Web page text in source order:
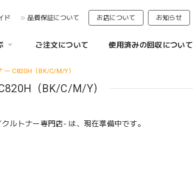
ド 品質保証について お店について お知らせ
ご注文について 使用済みの回収について
ー C820H（BK/C/M/Y）
（BK/C/M/Y）
ルトナー専門店- は、現在準備中です。